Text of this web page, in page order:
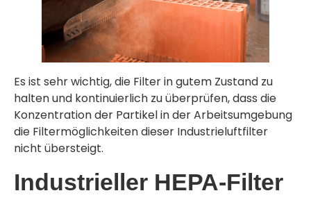
Es ist sehr wichtig, die Filter in gutem Zustand zu
halten und kontinuierlich zu überprüfen, dass die
Konzentration der Partikel in der Arbeitsumgebung
die Filtermöglichkeiten dieser Industrieluftfilter
nicht übersteigt.
Industrieller HEPA-Filter